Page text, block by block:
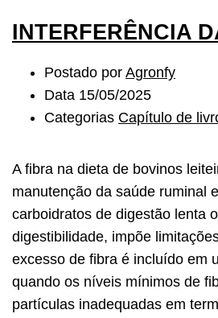
INTERFERÊNCIA
Postado por Agronfy
Data 15/05/2025
Categorias Capítulo de
A fibra na dieta de bovinos
manutenção da saúde ruminal
carboidratos de digestão lenta
digestibilidade, impõe
excesso de fibra é incluído em
quando os níveis mínimos de
partículas inadequadas em